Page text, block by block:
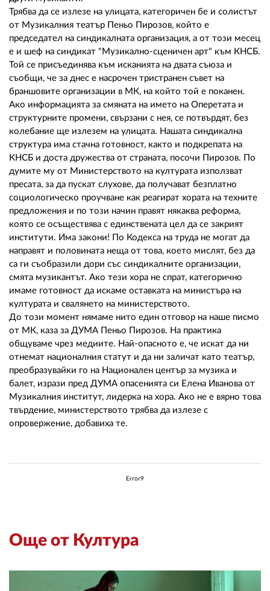
Трябва да се излезе на улицата, категоричен бе и солистът
от Музикалния театър Пеньо Пирозов, който е
председател на синдикалната организация, а от този месец
е и шеф на синдикат "Музикално-сценичен арт" към КНСБ.
Той се присъединява към исканията на двата съюза и
съобщи, че за днес е насрочен тристранен съвет на
браншовите организации в МК, на който той е поканен.
Ако информацията за смяната на името на Оперетата и
структурните промени, свързани с нея, се потвърдят, без
колебание ще излезем на улицата. Нашата синдикална
структура има стачна готовност, както и подкрепата на
КНСБ и доста дружества от страната, посочи Пирозов. По
думите му от Министерството на културата използват
пресата, за да пускат слухове, да получават безплатно
социологическо проучване как реагират хората на техните
предложения и по този начин правят някаква реформа,
която се осъществява с единствената цел да се закрият
институти. Има закони! По Кодекса на труда не могат да
направят и половината неща от това, което мислят, без да
са ги съобразили дори със синдикалните организации,
смята музикантът. Ако тези хора не спрат, категорично
имаме готовност да искаме оставката на министъра на
културата и свалянето на министерството.
До този момент нямаме нито един отговор на наше писмо
от МК, каза за ДУМА Пеньо Пирозов. На практика
общуваме чрез медиите. Най-опасното е, че искат да ни
отнемат националния статут и да ни заличат като театър,
преобразувайки го на Национален център за музика и
балет, изрази пред ДУМА опасенията си Елена Иванова от
Музикалния институт, лидерка на хора. Ако не е вярно това
твърдение, министерството трябва да излезе с
опровержение, добавиха те.
Error9
Още от Култура